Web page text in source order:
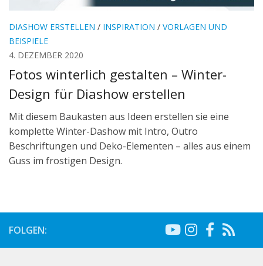
DIASHOW ERSTELLEN / INSPIRATION / VORLAGEN UND
BEISPIELE
4. DEZEMBER 2020
Fotos winterlich gestalten – Winter-
Design für Diashow erstellen
Mit diesem Baukasten aus Ideen erstellen sie eine
komplette Winter-Dashow mit Intro, Outro
Beschriftungen und Deko-Elementen – alles aus einem
Guss im frostigen Design.
FOLGEN: